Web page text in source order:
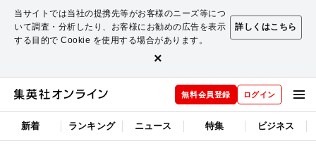
当サイトでは当社の提携先等がお客様のニーズ等につ
いて調査・分析したり、お客様にお勧めの広告を表示
する目的で Cookie を使用する場合があります。
詳しくはこちら
×
無料会員登録 ログイン
新着 ランキング ニュース 特集 ビジネス